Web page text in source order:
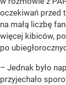
oczekiwań przed
na małą liczbę
więcej kibiców,
po
– Jednak było
przyjechało